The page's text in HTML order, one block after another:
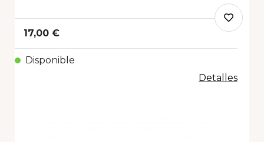
17,00 €
Disponible
Detalles